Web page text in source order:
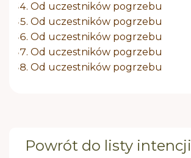
Od uczestników pogrzebu
Od uczestników pogrzebu
Od uczestników pogrzebu
Od uczestników pogrzebu
Od uczestników pogrzebu
Powrót do listy intencji